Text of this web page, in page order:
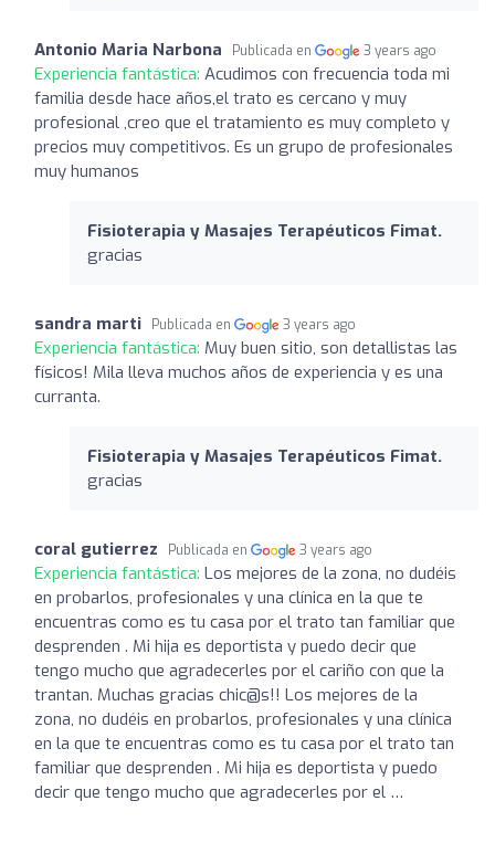
Antonio Maria Narbona Publicada en 3 years ago
Experiencia fantástica: Acudimos con frecuencia toda mi
familia desde hace años,el trato es cercano y muy
profesional ,creo que el tratamiento es muy completo y
precios muy competitivos. Es un grupo de profesionales
muy humanos
Fisioterapia y Masajes Terapéuticos Fimat.
gracias
sandra marti Publicada en 3 years ago
Experiencia fantástica: Muy buen sitio, son detallistas las
físicos! Mila lleva muchos años de experiencia y es una
curranta.
Fisioterapia y Masajes Terapéuticos Fimat.
gracias
coral gutierrez Publicada en 3 years ago
Experiencia fantástica: Los mejores de la zona, no dudéis
en probarlos, profesionales y una clínica en la que te
encuentras como es tu casa por el trato tan familiar que
desprenden . Mi hija es deportista y puedo decir que
tengo mucho que agradecerles por el cariño con que la
trantan. Muchas gracias chic@s!! Los mejores de la
zona, no dudéis en probarlos, profesionales y una clínica
en la que te encuentras como es tu casa por el trato tan
familiar que desprenden . Mi hija es deportista y puedo
decir que tengo mucho que agradecerles por el …